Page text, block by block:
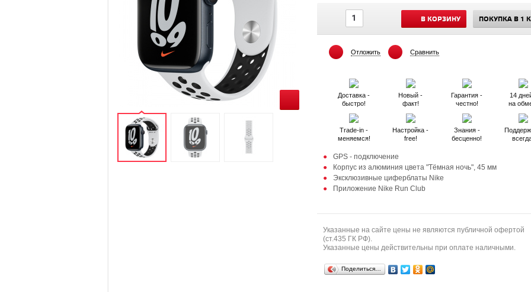
В КОРЗИНУ ПОКУПКА В 1
Отложить Сравнить
Доставка -
быстро!
Новый -
факт!
Гарантия -
честно!
14
на
Trade-in -
меняемся!
Настройка -
free!
Знания -
бесценно!
GPS - подключение
Корпус из алюминия цвета "Тёмная ночь", 45 мм
Эксклюзивные циферблаты Nike
Приложение Nike Run Club
Указанные на сайте цены не являются публичной офертой
(ст.435 ГК РФ).
Указанные цены действительны при оплате наличными.
Поделиться…